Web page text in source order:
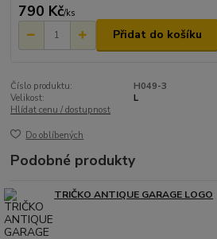
790 Kč/ks
Přidat do košíku
Číslo produktu:
H049-3
Velikost:
L
Hlídat cenu / dostupnost
Do oblíbených
Podobné produkty
TRIČKO ANTIQUE GARAGE LOGO